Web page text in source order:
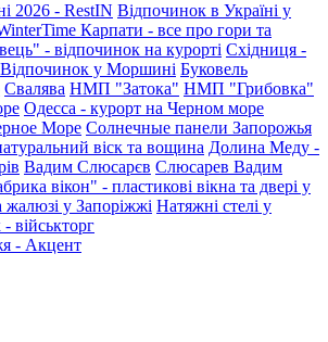
2026 - RestIN Відпочинок в Україні у
Карпати - все про гори та
- відпочинок на курорті Східниця -
Відпочинок у Моршині Буковель
Свалява НМП "Затока" НМП "Грибовка"
Одесса - курорт на Черном море
Море Солнечные панели Запорожья
віск та вощина Долина Меду -
Вадим Слюсарєв Слюсарев Вадим
вікон" - пластикові вікна та двері у
у Запоріжжі Натяжні стелі у
військторг